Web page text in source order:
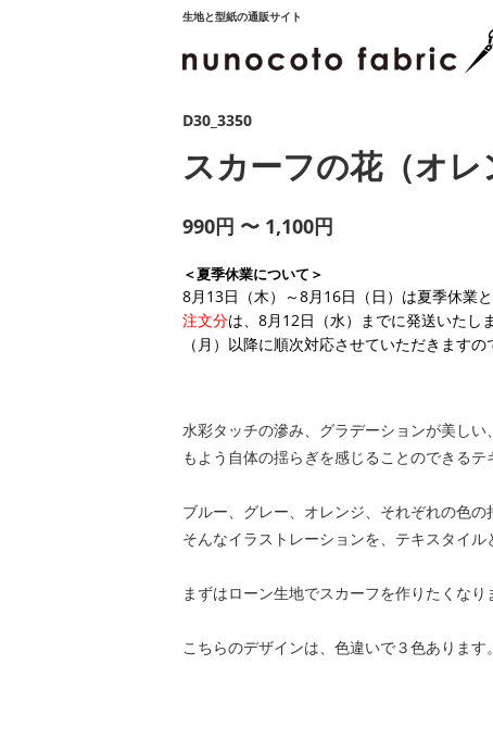
生地と型紙の通販サイト
D30_3350
スカーフの花（オレ
990円 〜 1,100円
＜夏季休業について＞
8月13日（木）～8月16日（日）は夏季休業と
注文分は、8月12日（水）までに発送いたし
（月）以降に順次対応させていただきますの
水彩タッチの滲み、グラデーションが美しい、
もよう自体の揺らぎを感じることのできるテ
ブルー、グレー、オレンジ、それぞれの色の
そんなイラストレーションを、テキスタイル
まずはローン生地でスカーフを作りたくなり
こちらのデザインは、色違いで３色あります。